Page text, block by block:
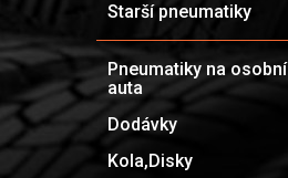
Starší pneumatiky
Pneumatiky na osobní
auta
Dodávky
Kola,Disky